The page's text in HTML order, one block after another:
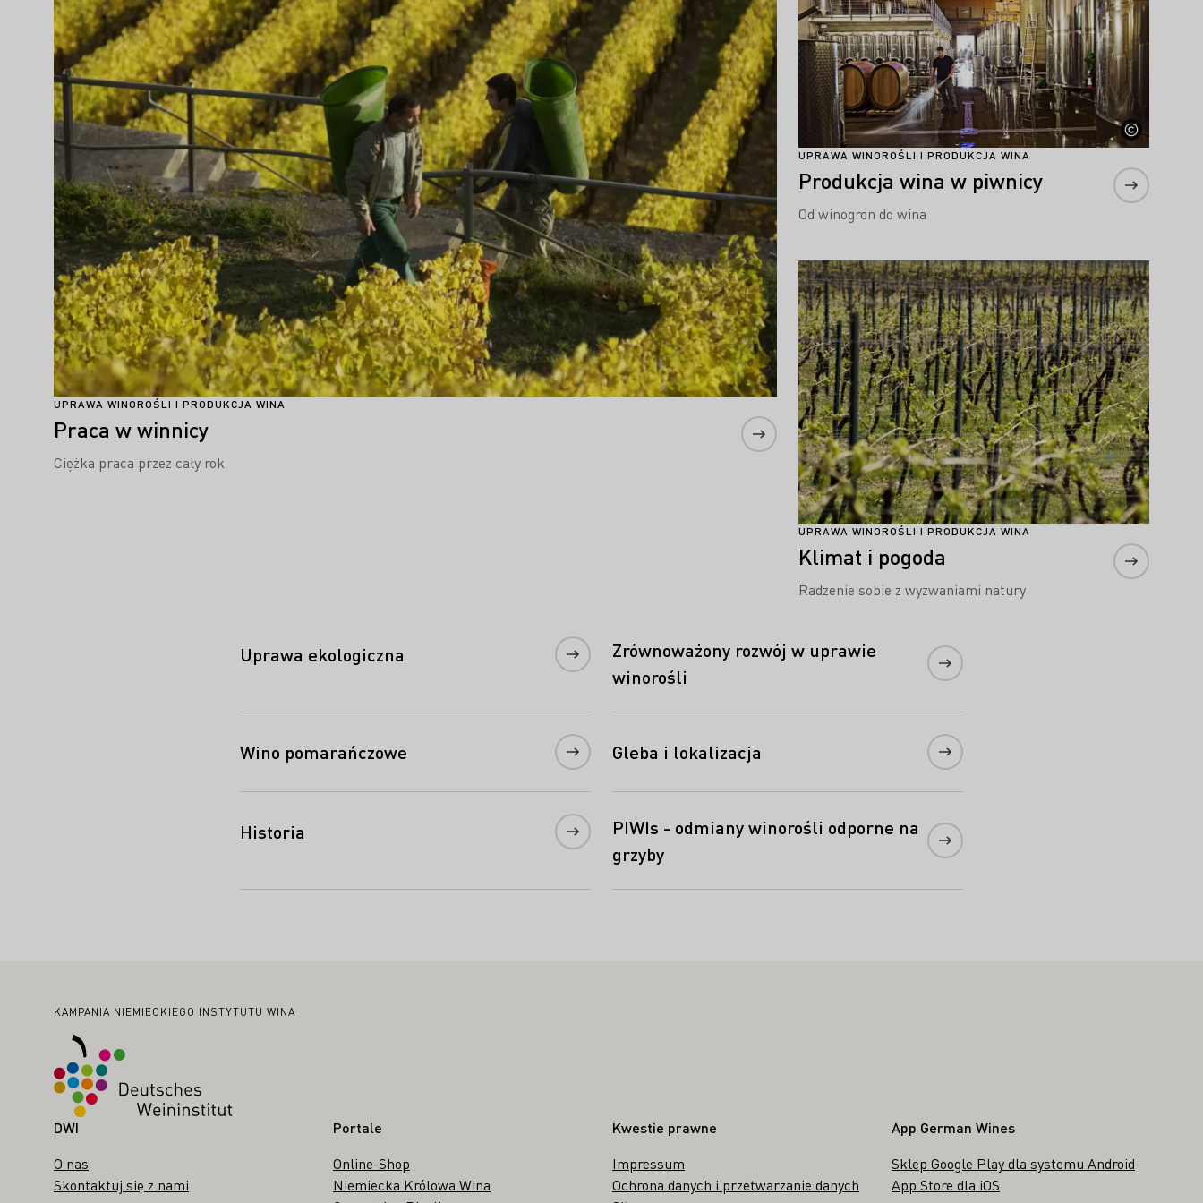
UPRAWA WINOROŚLI I PRODUKCJA WINA
Praca w winnicy
Ciężka praca przez cały rok
UPRAWA WINOROŚLI I PRODUKCJA WINA
Produkcja wina w piwnicy
Od winogron do wina
UPRAWA WINOROŚLI I PRODUKCJA WINA
Klimat i pogoda
Radzenie sobie z wyzwaniami natury
Proszę dowiedzieć się więcej
Uprawa ekologiczna
Zrównoważony rozwój w uprawie
winorośli
Wino pomarańczowe Gleba i lokalizacja
Historia
PIWIs - odmiany winorośli odporne na
grzyby
StopkaKAMPANIA NIEMIECKIEGO INSTYTUTU WINA
DWI
O nas
Skontaktuj się z nami
Portale
Online-Shop
Niemiecka Królowa Wina
Kwestie prawne
Impressum
Ochrona danych i przetwarzanie danych
App German Wines
Sklep Google Play dla systemu Android
App Store dla iOS